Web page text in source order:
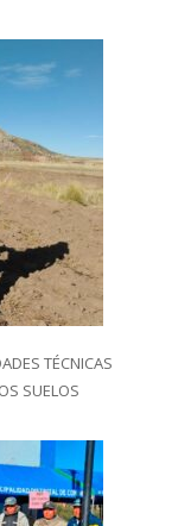
TÉCNICAS
SUELOS